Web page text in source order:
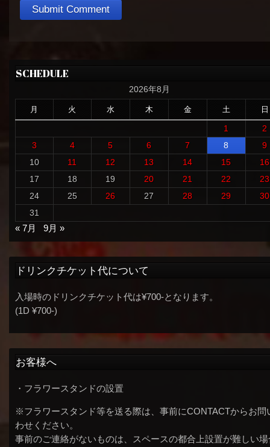
SCHEDULE
2026年8月
月 火 水 木 金 土 日
1
2
3
4 5 6 7 8
9
10
11 12 13 14 15
16
17
18 19 20 21 22
23
24
25 26 27 28 29
30
31
« 7月
9月 »
ドリンクチケット代について
入場時のドリンクチケット代は¥700-となります。
(1D ¥700-)
お客様へ
・フラワースタンドの設置
※フラワースタンド等を送る際は、事前にCONTACTからお問
わせください。
事前のご連絡がないものは、スペースの都合上設置が難しい場